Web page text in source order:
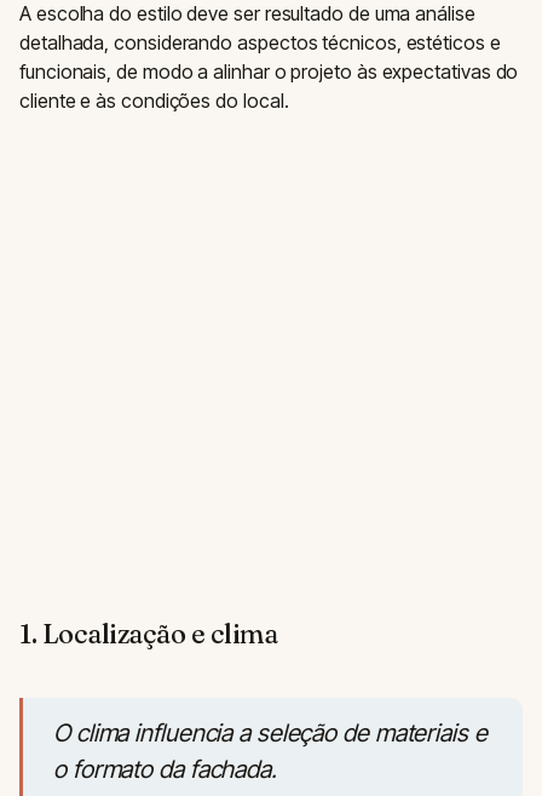
A escolha do estilo deve ser resultado de uma análise
detalhada, considerando aspectos técnicos, estéticos e
funcionais, de modo a alinhar o projeto às expectativas do
cliente e às condições do local.
1. Localização e clima
O clima influencia a seleção de materiais e
o formato da fachada.